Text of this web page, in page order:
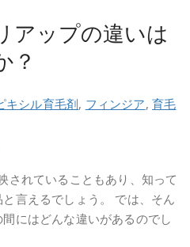
アップの違いは
？
キシル育毛剤, フィンジア,育毛
されていることもあり、知って
言えるでしょう。 では、そん
にはどんな違いがあるのでし